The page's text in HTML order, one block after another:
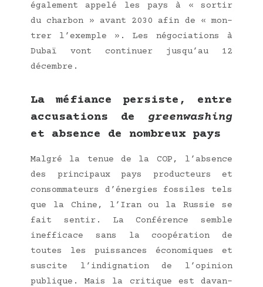
éga­le­ment appe­lé les pays à « sor­tir
du char­bon » avant 2030 afin de « mon­
trer l’exemple ». Les négo­cia­tions à
Dubaï vont conti­nuer jusqu’au 12
décembre.
La méfiance persiste, entre
accusations de greenwashing
et absence de nombreux pays
Mal­gré la tenue de la COP, l’absence
des prin­ci­paux pays pro­duc­teurs et
consom­ma­teurs d’énergies fos­siles tels
que la Chine, l’Iran ou la Rus­sie se
fait sen­tir. La Confé­rence semble
inef­fi­cace sans la coopé­ra­tion de
toutes les puis­sances éco­no­miques et
sus­cite l’indignation de l’opinion
publique. Mais la cri­tique est davan­